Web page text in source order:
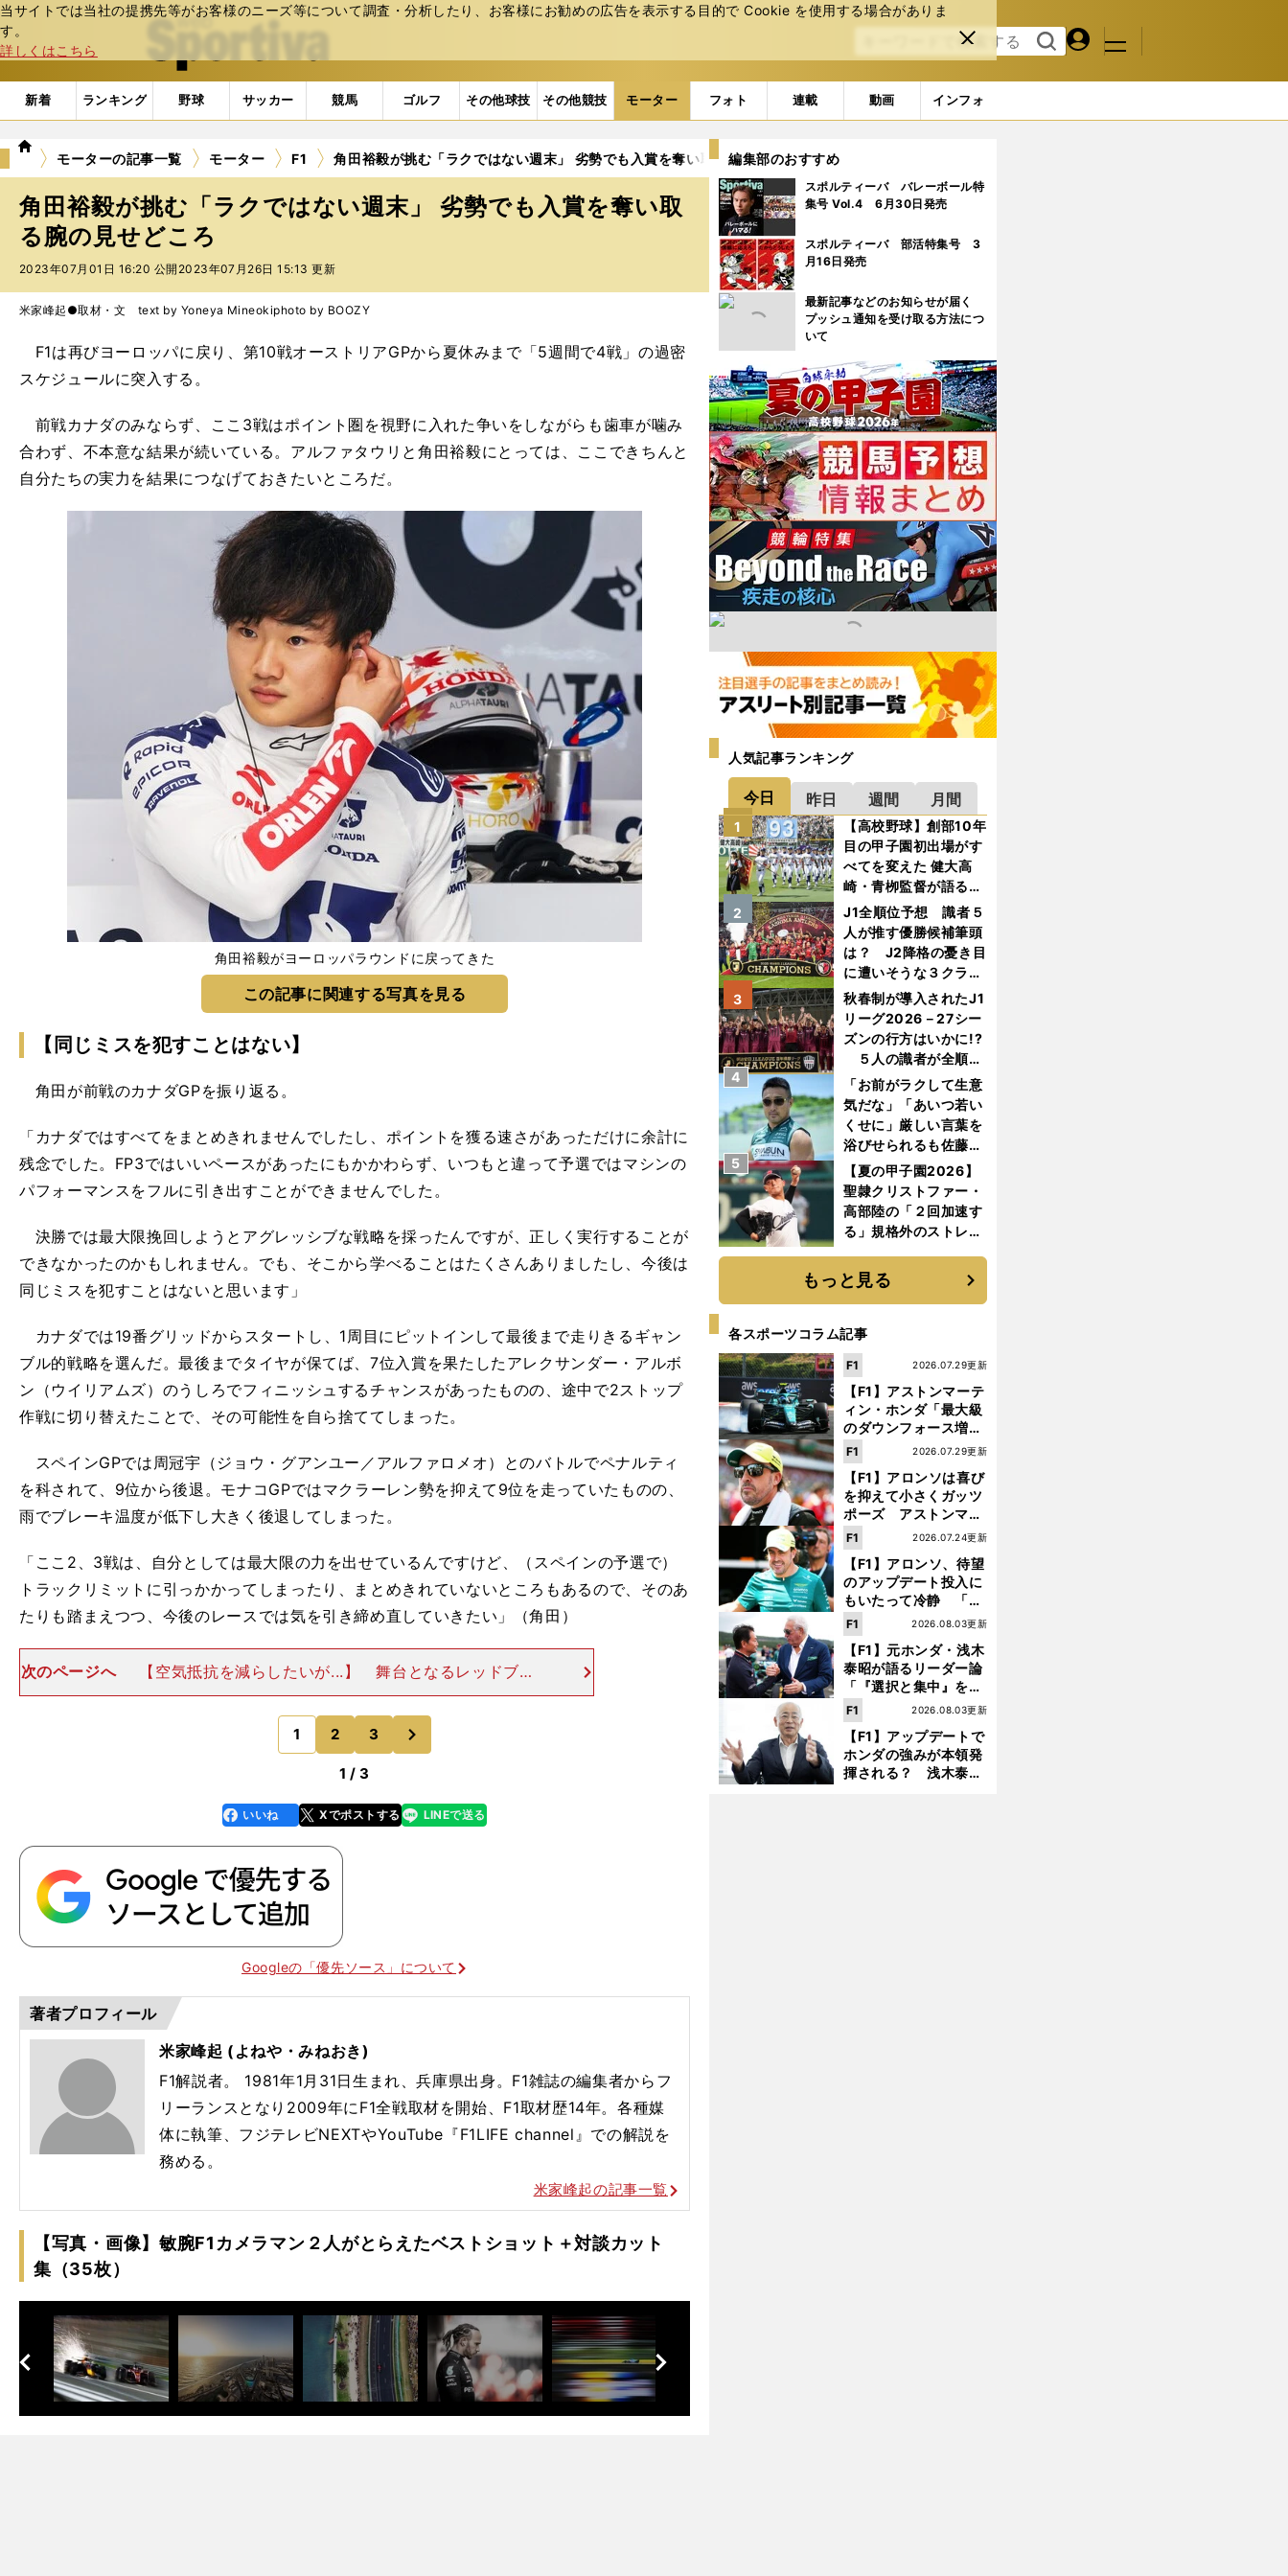
当サイトでは当社の提携先等がお客様のニーズ等について調査・分析したり、お客様にお勧めの広告を表⽰する⽬的で Cookie を使⽤する場合がありま
す。
詳しくはこちら
閉じ
る
web Sportiva (webスポルティーバ)
検索
る
マイペ
ジ
メニュ
新着 ランキング 野球 サッカー 競馬 ゴルフ その他球技 その他競技 モーター フォト 連載 動画 インフォ
we
ポ
ル
テ
ィ
ー
バ
モーターの記事一覧 モーター F1 角田裕毅が挑む「ラクではない週末」 劣勢でも入賞を奪い取る腕の見せどころ
角田裕毅が挑む「ラクではない週末」 劣勢でも入賞を奪い取
る腕の見せどころ
2023年07月01日 16:20 公開 2023年07月26日 15:13 更新
米家峰起●取材・文 text by Yoneya Mineokiphoto by BOOZY
F1は再びヨーロッパに戻り、第10戦オーストリアGPから夏休みまで「5週間で4戦」の過密
スケジュールに突入する。
前戦カナダのみならず、ここ3戦はポイント圏を視野に入れた争いをしながらも歯車が噛み
合わず、不本意な結果が続いている。アルファタウリと角田裕毅にとっては、ここできちんと
自分たちの実力を結果につなげておきたいところだ。
角田裕毅がヨーロッパラウンドに戻ってきた
この記事に関連する写真を見る
【同じミスを犯すことはない】
角田が前戦のカナダGPを振り返る。
「カナダではすべてをまとめきれませんでしたし、ポイントを獲る速さがあっただけに余計に
残念でした。FP3ではいいペースがあったにもかかわらず、いつもと違って予選ではマシンの
パフォーマンスをフルに引き出すことができませんでした。
決勝では最大限挽回しようとアグレッシブな戦略を採ったんですが、正しく実行することが
できなかったのかもしれません。でも、そこから学べることはたくさんありましたし、今後は
同じミスを犯すことはないと思います」
カナダでは19番グリッドからスタートし、1周目にピットインして最後まで走りきるギャン
ブル的戦略を選んだ。最後までタイヤが保てば、7位入賞を果たしたアレクサンダー・アルボ
ン（ウイリアムズ）のうしろでフィニッシュするチャンスがあったものの、途中で2ストップ
作戦に切り替えたことで、その可能性を自ら捨ててしまった。
スペインGPでは周冠宇（ジョウ・グアンユー／アルファロメオ）とのバトルでペナルティ
を科されて、9位から後退。モナコGPではマクラーレン勢を抑えて9位を走っていたものの、
雨でブレーキ温度が低下し大きく後退してしまった。
「ここ2、3戦は、自分としては最大限の力を出せているんですけど、（スペインの予選で）
トラックリミットに引っかかってしまったり、まとめきれていないところもあるので、そのあ
たりも踏まえつつ、今後のレースでは気を引き締め直していきたい」（角田）
次のページへ
【空気抵抗を減らしたいが...】 舞台となるレッドブル
リンクは、シュタイアーマルク州の山の緩やかな斜面に位置するサーキ
ット。3本の長いストレートを中速コーナーでつないだようなレイアウ
トだ。 最高速
1 2 3
1 / 3
faceboo
k
いいね Xでポストする
line LINEで送る
Googleの「優先ソース」について
著者プロフィール
米家峰起 (よねや・みねおき)
F1解説者。 1981年1月31日生まれ、兵庫県出身。F1雑誌の編集者からフ
リーランスとなり2009年にF1全戦取材を開始、F1取材歴14年。各種媒
体に執筆、フジテレビNEXTやYouTube『F1LIFE channel』での解説を
務める。
米家峰起の記事一覧
【写真・画像】敏腕F1カメラマン２人がとらえたベストショット＋対談カット
集（35枚）
次
へ
前
へ
.
完
」
編集部のおすすめ
スポルティーバ バレーボール特
集号 Vol.4 6月30日発売
スポルティーバ 部活特集号 3
月16日発売
最新記事などのお知らせが届く
プッシュ通知を受け取る方法につ
いて
人気記事ランキング
今日 昨日 週間 月間
【高校野球】創部10年
目の甲子園初出場がす
べてを変えた 健大高
崎・青栁監督が語る
「機動破壊」はこうし
て生まれた
1
J1全順位予想 識者５
人が推す優勝候補筆頭
は？ J2降格の憂き目
に遭いそうな３クラブ
とは？
2
秋春制が導入されたJ1
リーグ2026－27シー
ズンの行方はいかに!?
５人の識者が全順位
を大胆予想
3
「お前がラクして生意
気だな」「あいつ若い
くせに」厳しい言葉を
浴びせられるも佐藤慎
太郎が貫いた誇りとフ
ァンへの思い
4
【夏の甲子園2026】
聖隷クリストファー・
高部陸の「２回加速す
る」規格外のストレー
く大学進学を選ぶ理由
5
もっと見る
各スポーツコラム記事
【F1】アストンマーテ
ィン・ホンダ「最大級
のダウンフォース増」
を実現するも、アロン
ソが苦言を呈した理由
2026.07.29更新
F1
【F1】アロンソは喜び
を抑えて小さくガッツ
ポーズ アストンマー
ティン・ホンダが「レ
ース」に戻ってきた
2026.07.29更新
F1
【F1】アロンソ、待望
のアップデート投入に
もいたって冷静 「ハ
ンガリーGPが僕らに
優しいサーキットであ
ることを願う」
2026.07.24更新
F1
【F1】元ホンダ・浅木
泰昭が語るリーダー論
「『選択と集中』をし
なければ、部下の心は
どんどん離れていく」
2026.08.03更新
F1
【F1】アップデートで
ホンダの強みが本領発
揮される？ 浅木泰昭
2026.08.03更新
F1